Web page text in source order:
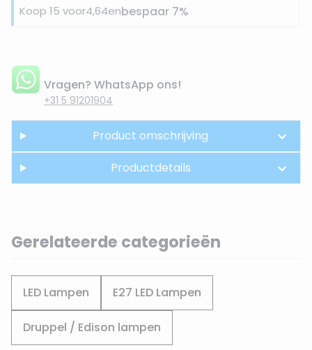
Koop 15 voor4,64enbespaar 7%
Vragen? WhatsApp ons!
+31 5 91201904
Product omschrijving
Productdetails
Gerelateerde categorieën
LED Lampen E27 LED Lampen
Druppel / Edison lampen